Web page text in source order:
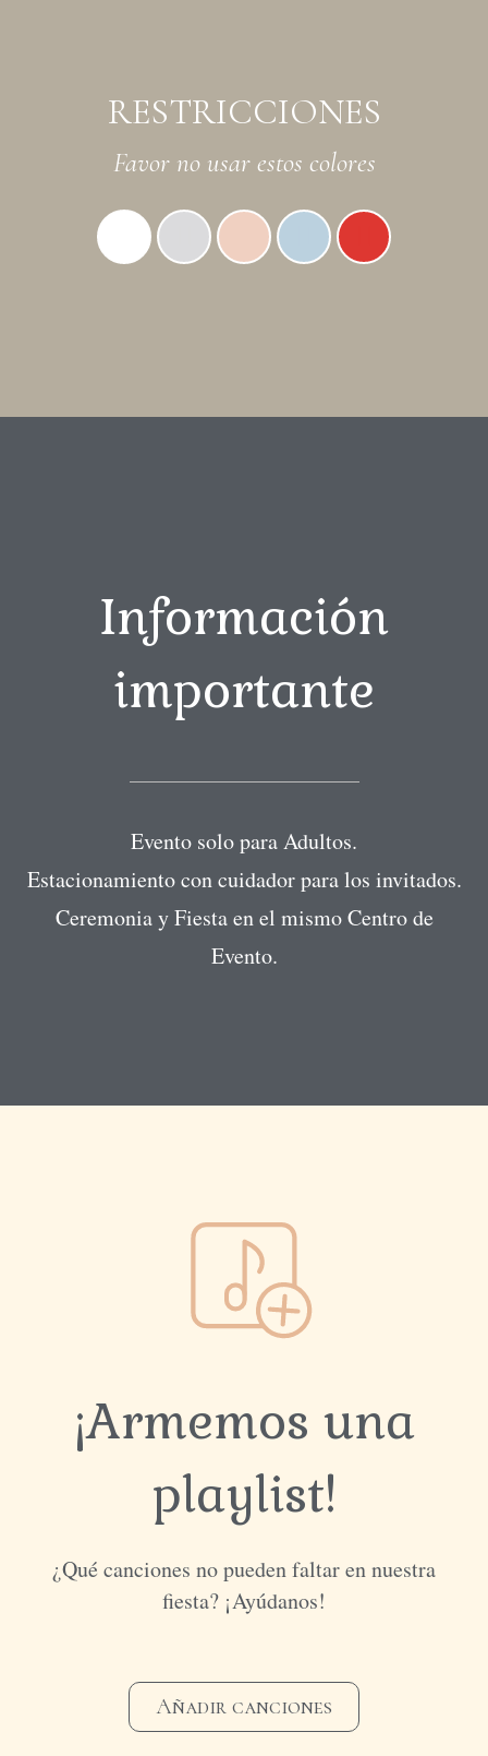
RESTRICCIONES
Favor no usar estos colores
Información
importante
Evento solo para Adultos.
Estacionamiento con cuidador para los invitados.
Ceremonia y Fiesta en el mismo Centro de
Evento.
¡Armemos una
playlist!
¿Qué canciones no pueden faltar en nuestra
fiesta? ¡Ayúdanos!
Añadir canciones